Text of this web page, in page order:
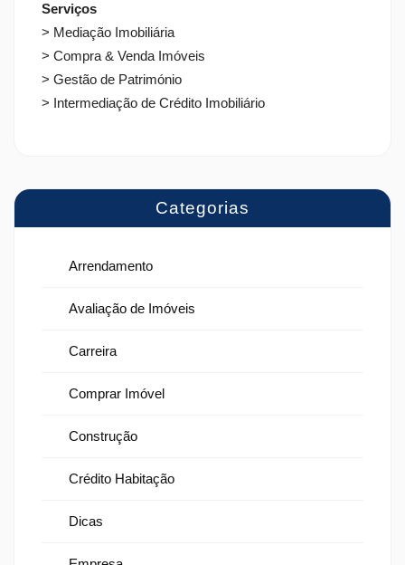
Serviços
> Mediação Imobiliária
> Compra & Venda Imóveis
> Gestão de Património
> Intermediação de Crédito Imobiliário
Categorias
Arrendamento
Avaliação de Imóveis
Carreira
Comprar Imóvel
Construção
Crédito Habitação
Dicas